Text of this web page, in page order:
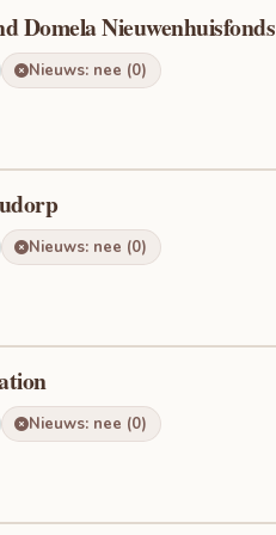
Domela Nieuwenhuisfonds
Nieuws: nee (0)
Nieuws: nee (0)
Nieuws: nee (0)